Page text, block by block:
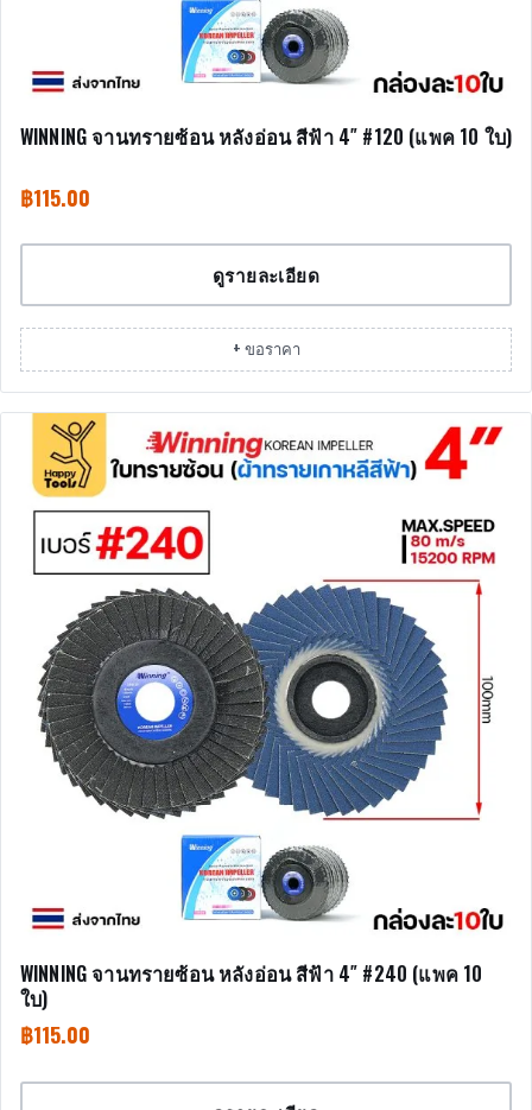
WINNING จานทรายซ้อน หลังอ่อน สีฟ้า 4″ #120 (แพค 10 ใบ)
฿115.00
ดูรายละเอียด
+ ขอราคา
WINNING จานทรายซ้อน หลังอ่อน สีฟ้า 4″ #240 (แพค 10
ใบ)
฿115.00